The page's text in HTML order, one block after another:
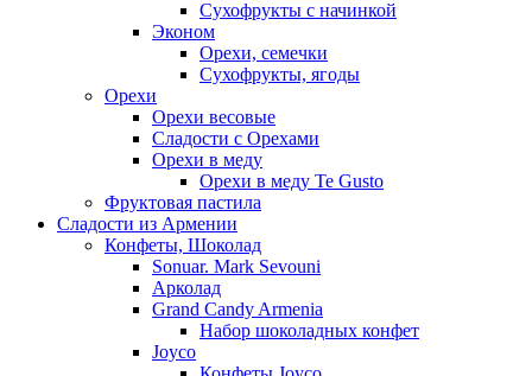
Сухофрукты с начинкой
Эконом
Орехи, семечки
Сухофрукты, ягоды
Орехи
Орехи весовые
Сладости с Орехами
Орехи в меду
Орехи в меду Te Gusto
Фруктовая пастила
Сладости из Армении
Конфеты, Шоколад
Sonuar. Mark Sevouni
Арколад
Grand Candy Armenia
Набор шоколадных конфет
Joyco